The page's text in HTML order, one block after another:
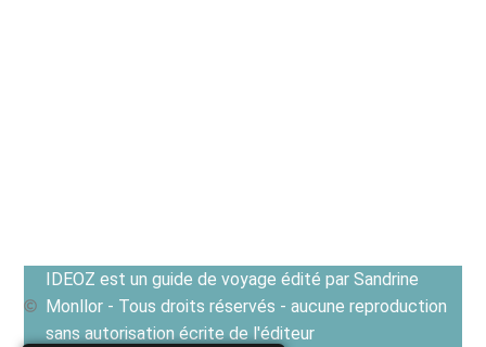
IDEOZ est un guide de voyage édité par Sandrine
Monllor - Tous droits réservés - aucune reproduction
sans autorisation écrite de l'éditeur